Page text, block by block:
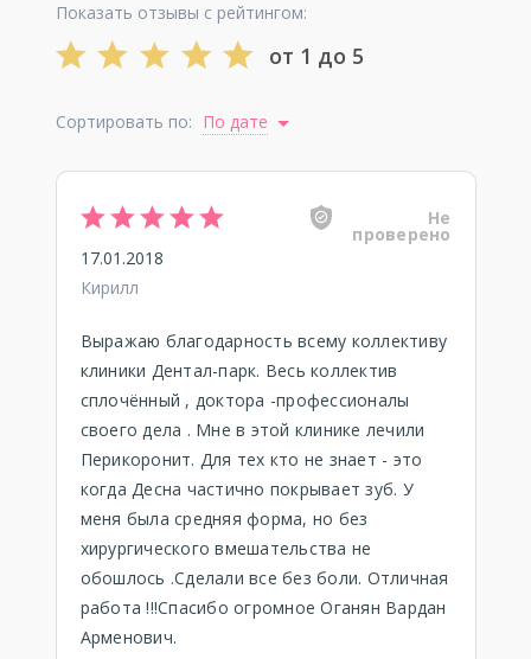
Показать отзывы с рейтингом:
от 1 до 5
Сортировать по: По дате
Не
проверено
17.01.2018
Кирилл
Выражаю благодарность всему коллективу
клиники Дентал-парк. Весь коллектив
сплочённый , доктора -профессионалы
своего дела . Мне в этой клинике лечили
Перикоронит. Для тех кто не знает - это
когда Десна частично покрывает зуб. У
меня была средняя форма, но без
хирургического вмешательства не
обошлось .Сделали все без боли. Отличная
работа !!!Спасибо огромное Оганян Вардан
Арменович.